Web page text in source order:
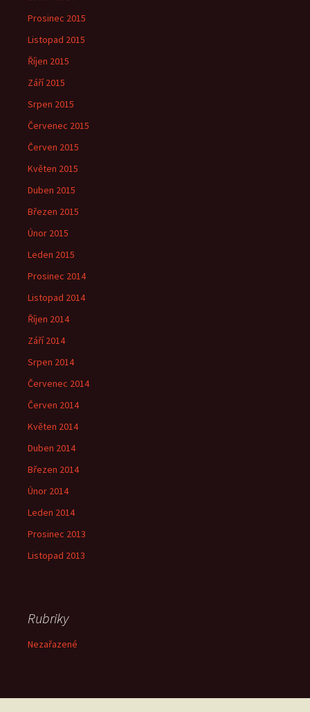
Prosinec 2015
Listopad 2015
Říjen 2015
Září 2015
Srpen 2015
Červenec 2015
Červen 2015
Květen 2015
Duben 2015
Březen 2015
Únor 2015
Leden 2015
Prosinec 2014
Listopad 2014
Říjen 2014
Září 2014
Srpen 2014
Červenec 2014
Červen 2014
Květen 2014
Duben 2014
Březen 2014
Únor 2014
Leden 2014
Prosinec 2013
Listopad 2013
Rubriky
Nezařazené